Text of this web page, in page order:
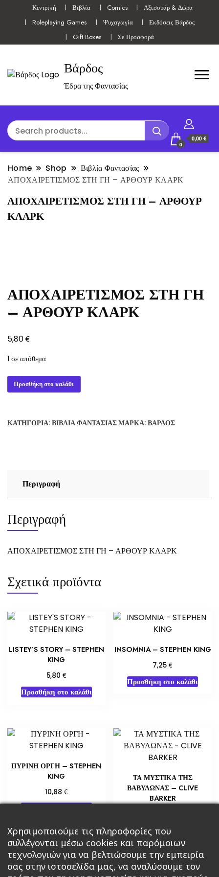
Κεντρική Βιβλία Comics
Αξεσουάρ & Δώρα
Roleplaying Games
Ψυχαγωγία
Εκδόσεις Βάρδος
Gift Boxes
Σε Προσφορά
Βάρδος
Έδρα της Φαντασίας
0
0,00 €
Home Shop
Βιβλία Φαντασίας
ΑΠΟΧΑΙΡΕΤΙΣΜΟΣ ΣΤΗ ΓΗ – ΑΡΘΟΥΡ ΚΛΑΡΚ
ΑΠΟΧΑΙΡΕΤΙΣΜΟΣ ΣΤΗ ΓΗ – ΑΡΘΟΥΡ
ΚΛΑΡΚ
ΑΠΟΧΑΙΡΕΤΙΣΜΟΣ ΣΤΗ ΓΗ
– ΑΡΘΟΥΡ ΚΛΑΡΚ
5,80€
1 σε απόθεμα
ΑΠΟΧΑΙΡΕΤΙΣΜΟΣ
ΣΤΗ
ΑΡΘΟΥΡ
Προσθήκη στο καλάθι
ΚΑΤΗΓΟΡΊΑ: ΒΙΒΛΊΑ ΦΑΝΤΑΣΊΑΣΜΆΡΚΑ: ΒΆΡΔΟΣ
Περιγραφή
Περιγραφή
ΑΠΟΧΑΙΡΕΤΙΣΜΟΣ ΣΤΗ ΓΗ – ΑΡΘΟΥΡ ΚΛΑΡΚ
Σχετικά προϊόντα
LISTEY’S STORY – STEPHEN
KING
5,80 €
Προσθήκη στο καλάθι
INSOMNIA – STEPHEN KING
7,25€
Προσθήκη στο καλάθι
ΠΥΡΙΝΗ ΟΡΓΗ – STEPHEN
KING
10,88 €
ΤΑ ΜΥΣΤΙΚΑ ΤΗΣ
ΒΑΒΥΛΩΝΑΣ – CLIVE
BARKER
Προσθήκη στο καλάθι
Χρησιμοποιούμε τις πληροφορίες που
συλλέγονται μέσω cookies και παρόμοιων
τεχνολογιών για να βελτιώσουμε την εμπειρία
σας στην ιστοσελίδα μας, να αναλύσουμε τον